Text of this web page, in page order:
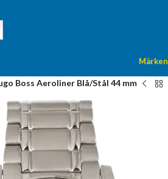
Märken
Boss Aeroliner Blå/Stål 44 mm